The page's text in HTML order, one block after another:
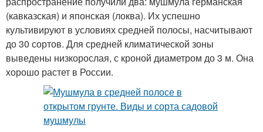
(кавказская) и японская (локва). Их успешно
культивируют в условиях средней полосы, насчитывают
до 30 сортов. Для средней климатической зоны
выведены низкорослая, с кроной диаметром до 3 м. Она
хорошо растет в России.